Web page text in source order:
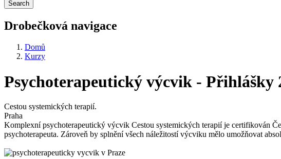
Drobečková navigace
Domů
Kurzy
Psychoterapeutický výcvik - Přihlášky
Cestou systemických terapií.
Praha
Komplexní psychoterapeutický výcvik Cestou systemických terapií je certifikován
psychoterapeuta. Zároveň by splnění všech náležitostí výcviku mělo umožňovat